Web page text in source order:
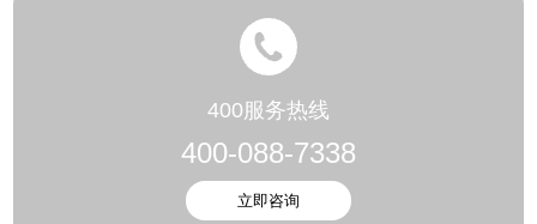
400服务热线
400-088-7338